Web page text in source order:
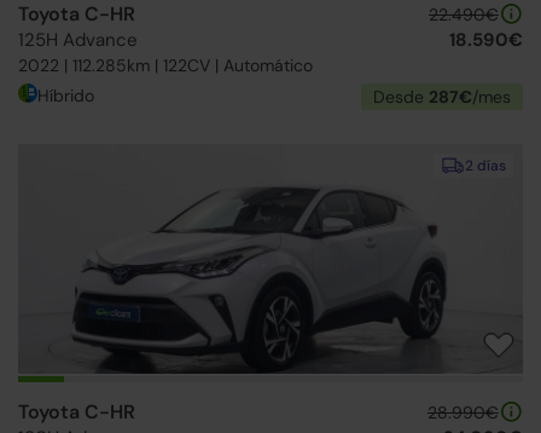
Toyota C-HR
125H Advance
2022 | 112.285km | 122CV | Automático
22.490€
18.590€
Híbrido Desde 287€/mes
2 días
Toyota C-HR 28.990€